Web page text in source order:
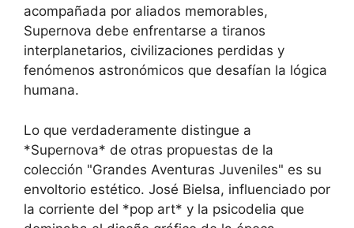
acompañada por aliados memorables,
Supernova debe enfrentarse a tiranos
interplanetarios, civilizaciones perdidas y
fenómenos astronómicos que desafían la lógica
humana.
Lo que verdaderamente distingue a
*Supernova* de otras propuestas de la
colección "Grandes Aventuras Juveniles" es su
envoltorio estético. José Bielsa, influenciado por
la corriente del *pop art* y la psicodelia que